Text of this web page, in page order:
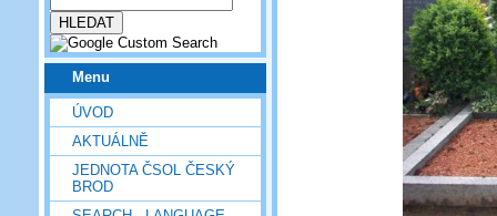
Menu
ÚVOD
AKTUÁLNĚ
JEDNOTA ČSOL ČESKÝ
BROD